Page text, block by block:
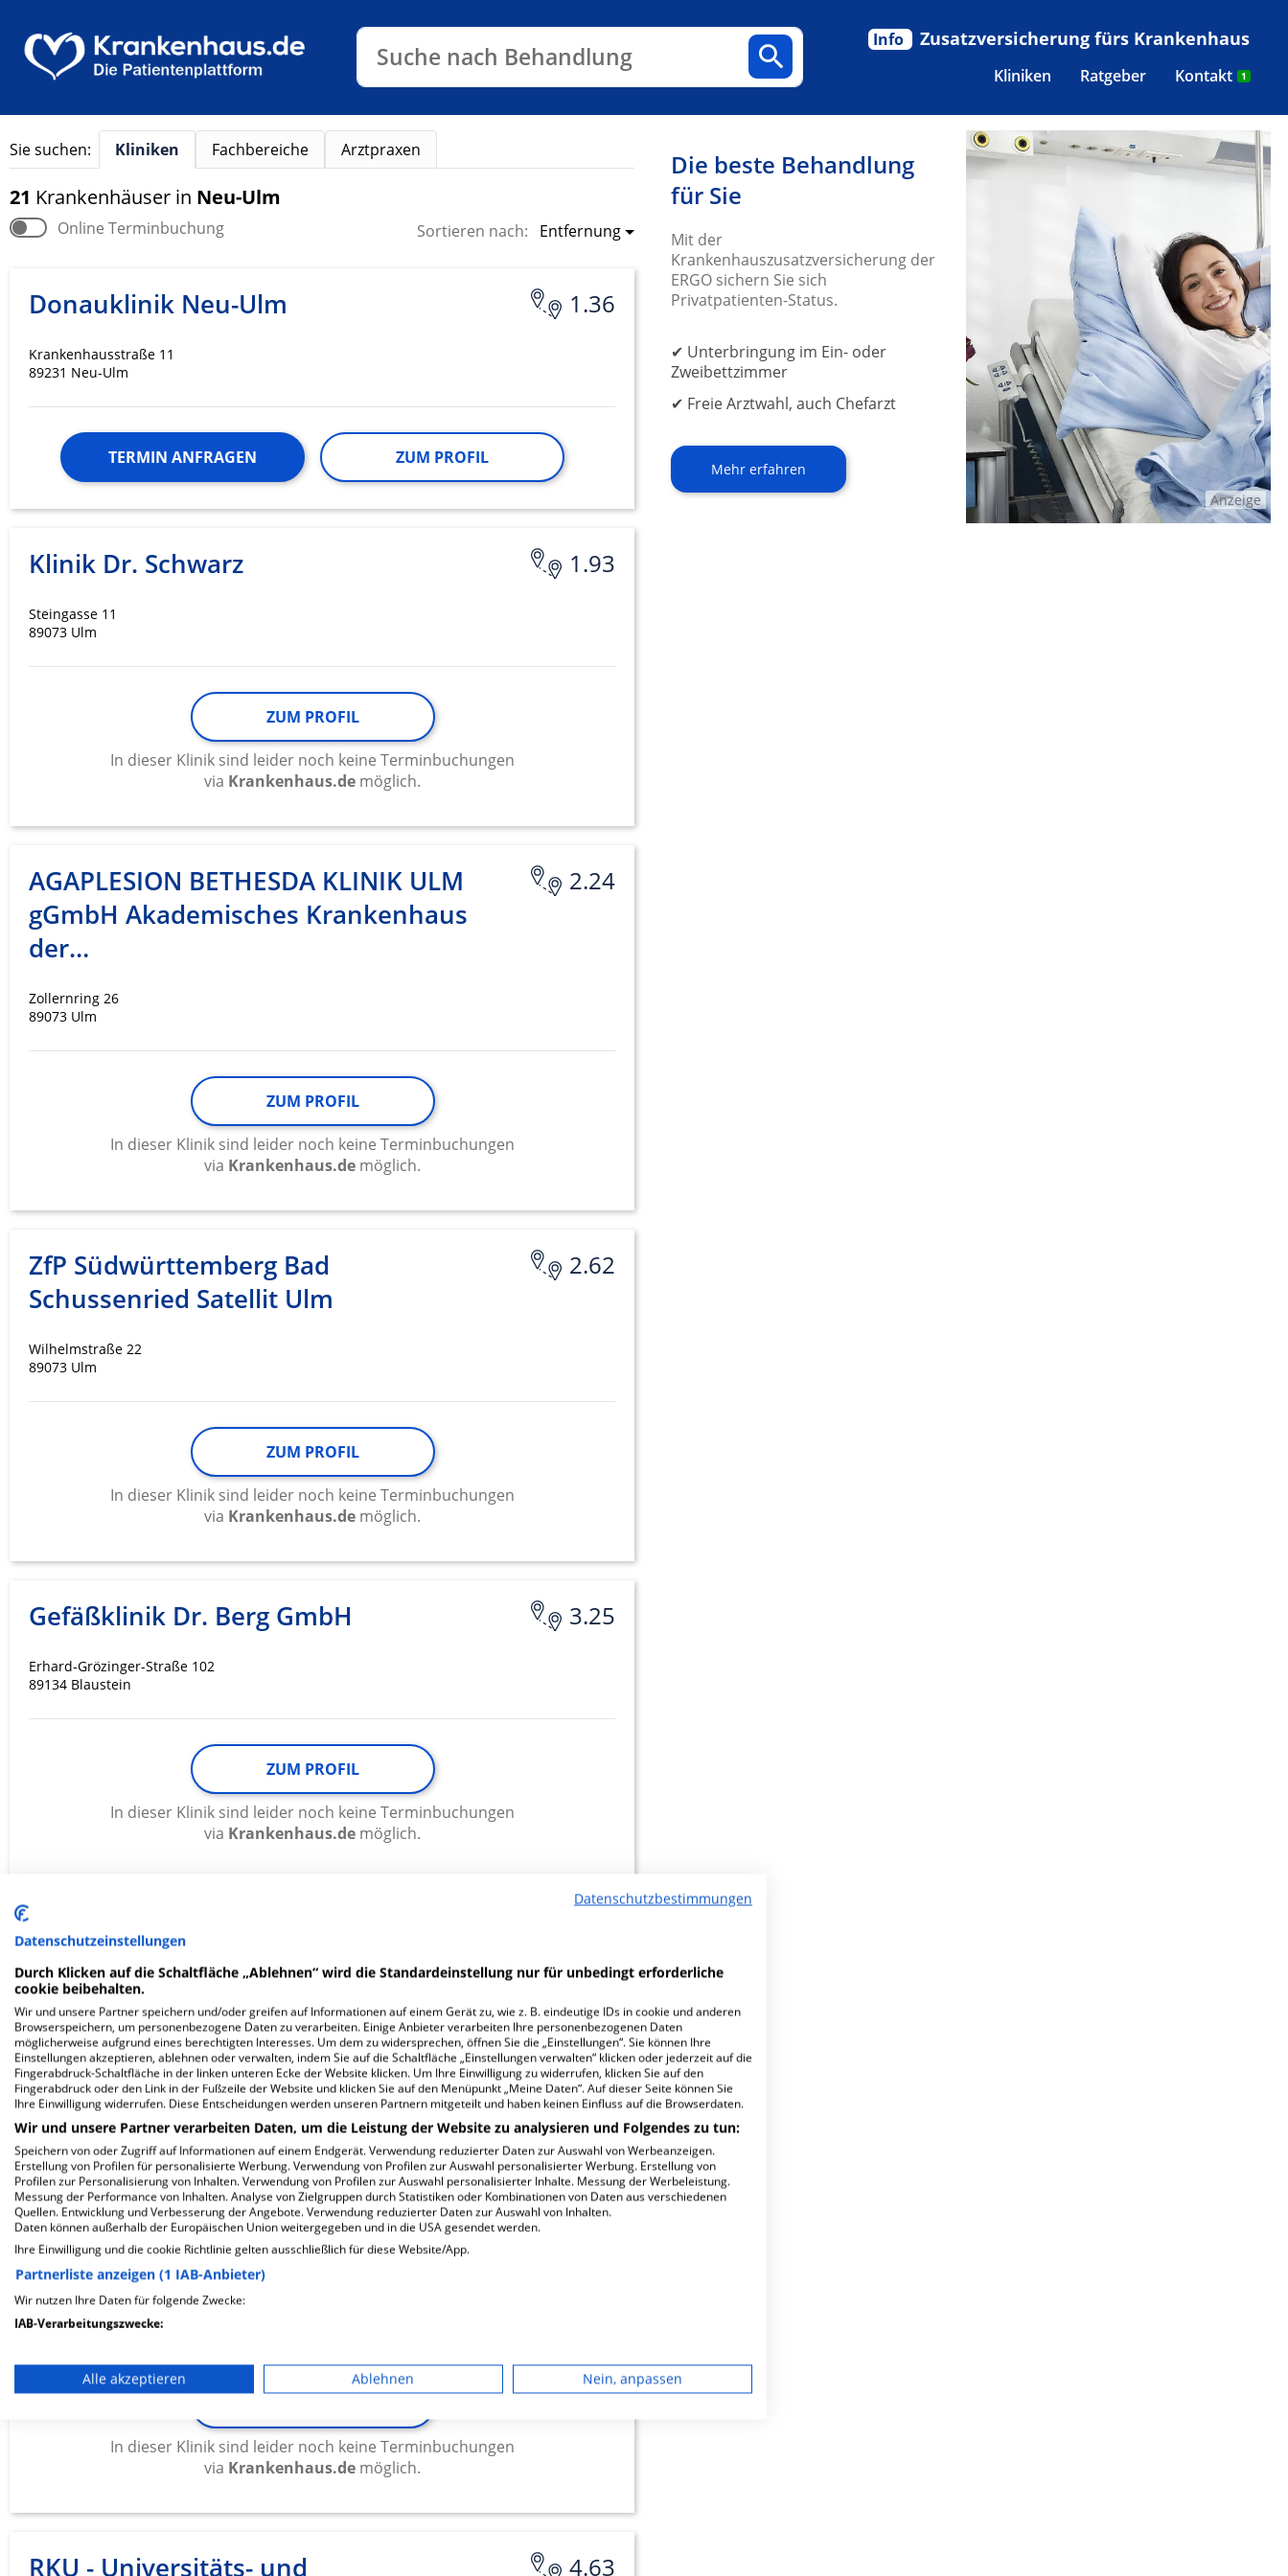
Suche nach Behandlung
Kliniken
Ratgeber Kontakt 1
Info Zusatzversicherung fürs Krankenhaus
Sie suchen: Kliniken Fachbereiche Arztpraxen
21 Krankenhäuser in Neu-Ulm
Online Terminbuchung Sortieren nach: Entfernung
1.36
Donauklinik Neu-Ulm
Krankenhausstraße 11
89231 Neu-Ulm
TERMIN ANFRAGEN ZUM PROFIL
1.93
Klinik Dr. Schwarz
Steingasse 11
89073 Ulm
ZUM PROFIL
In dieser Klinik sind leider noch keine Terminbuchungen
via Krankenhaus.de möglich.
2.24
AGAPLESION BETHESDA KLINIK ULM
gGmbH Akademisches Krankenhaus
der…
Zollernring 26
89073 Ulm
ZUM PROFIL
In dieser Klinik sind leider noch keine Terminbuchungen
via Krankenhaus.de möglich.
2.62
ZfP Südwürttemberg Bad
Schussenried Satellit Ulm
Wilhelmstraße 22
89073 Ulm
ZUM PROFIL
In dieser Klinik sind leider noch keine Terminbuchungen
via Krankenhaus.de möglich.
3.25
Gefäßklinik Dr. Berg GmbH
Erhard-Grözinger-Straße 102
89134 Blaustein
ZUM PROFIL
In dieser Klinik sind leider noch keine Terminbuchungen
via Krankenhaus.de möglich.
Universitätsklinikum Ulm
Albert-Einstein-Allee 29
ZUM PROFIL
In dieser Klinik sind leider noch keine Terminbuchungen
viaKrankenhaus.demöglich.
Bundeswehrkrankenhaus Ulm
Oberer Eselsberg 40
89081 Ulm
In dieser Klinik sind leider noch keine Terminbuchungen
via Krankenhaus.de möglich.
4.63
RKU - Universitäts- und
Die beste Behandlung
für Sie
Mit der
Krankenhauszusatzversicherung der
ERGO sichern Sie sich
Privatpatienten-Status.
✔ Unterbringung im Ein- oder
Zweibettzimmer
✔ Freie Arztwahl, auch Chefarzt
Mehr erfahren
Anzeige
Datenschutzbestimmungen
Datenschutzeinstellungen
Durch Klicken auf die Schaltfläche „Ablehnen“ wird die Standardeinstellung nur für unbedingt erforderliche
cookie beibehalten.
Wir und unsere Partner speichern und/oder greifen auf Informationen auf einem Gerät zu, wie z. B. eindeutige IDs in cookie und anderen
Browserspeichern, um personenbezogene Daten zu verarbeiten. Einige Anbieter verarbeiten Ihre personenbezogenen Daten
möglicherweise aufgrund eines berechtigten Interesses. Um dem zu widersprechen, öffnen Sie die „Einstellungen“. Sie können Ihre
Einstellungen akzeptieren, ablehnen oder verwalten, indem Sie auf die Schaltfläche „Einstellungen verwalten“ klicken oder jederzeit auf die
Fingerabdruck-Schaltfläche in der linken unteren Ecke der Website klicken. Um Ihre Einwilligung zu widerrufen, klicken Sie auf den
Fingerabdruck oder den Link in der Fußzeile der Website und klicken Sie auf den Menüpunkt „Meine Daten“. Auf dieser Seite können Sie
Ihre Einwilligung widerrufen. Diese Entscheidungen werden unseren Partnern mitgeteilt und haben keinen Einfluss auf die Browserdaten.
Wir und unsere Partner verarbeiten Daten, um die Leistung der Website zu analysieren und Folgendes zu tun:
Speichern von oder Zugriff auf Informationen auf einem Endgerät. Verwendung reduzierter Daten zur Auswahl von Werbeanzeigen.
Erstellung von Profilen für personalisierte Werbung. Verwendung von Profilen zur Auswahl personalisierter Werbung. Erstellung von
Profilen zur Personalisierung von Inhalten. Verwendung von Profilen zur Auswahl personalisierter Inhalte. Messung der Werbeleistung.
Messung der Performance von Inhalten. Analyse von Zielgruppen durch Statistiken oder Kombinationen von Daten aus verschiedenen
Quellen. Entwicklung und Verbesserung der Angebote. Verwendung reduzierter Daten zur Auswahl von Inhalten.
Daten können außerhalb der Europäischen Union weitergegeben und in die USA gesendet werden.
Ihre Einwilligung und die cookie Richtlinie gelten ausschließlich für diese Website/App.
Partnerliste anzeigen (1 IAB-Anbieter)
Wir nutzen Ihre Daten für folgende Zwecke:
IAB-Verarbeitungszwecke:
Verwendung reduzierter Daten zur Auswahl von Werbeanzeigen
Erstellung von Profilen für personalisierte Werbung
Verwendung von Profilen zur Auswahl personalisierter Werbung
Erstellung von Profilen zur Personalisierung von Inhalten
Alle akzeptieren Ablehnen Nein, anpassen